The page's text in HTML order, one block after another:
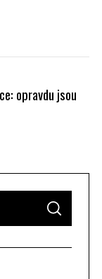
opravdu jsou
S
A
C